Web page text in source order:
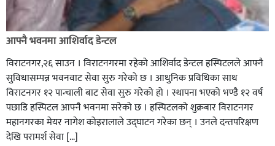
आफ्नै भवनमा आशिर्वाद डेन्टल
विराटनगर,२६ साउन । विराटनगरमा रहेको आशिर्वाद डेन्टल हस्पिटलले आफ्नै
सुविधासम्पन्न भवनवाट सेवा सुरु गरेको छ । आधुनिक प्रविधिका साथ
विराटनगर १२ पान्चाली बाट सेवा सुरु गरेको हो । स्थापना भएको भण्डै १२ वर्ष
पछाडि हस्पिटल आफ्नै भवनमा सरेको छ । हस्पिटलको शुक्रबार विराटनगर
महानगरका मेयर नागेश कोइरालाले उद्घाटन गरेका छन् । उनले दन्तपरिक्षण
देखि परामर्श सेवा […]